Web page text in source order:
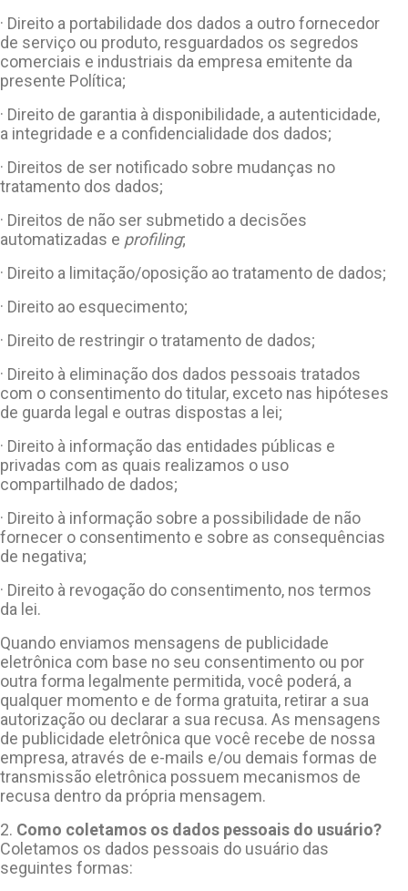
· Direito a portabilidade dos dados a outro fornecedor
de serviço ou produto, resguardados os segredos
comerciais e industriais da empresa emitente da
presente Política;
· Direito de garantia à disponibilidade, a autenticidade,
a integridade e a confidencialidade dos dados;
· Direitos de ser notificado sobre mudanças no
tratamento dos dados;
· Direitos de não ser submetido a decisões
automatizadas e profiling;
· Direito a limitação/oposição ao tratamento de dados;
· Direito ao esquecimento;
· Direito de restringir o tratamento de dados;
· Direito à eliminação dos dados pessoais tratados
com o consentimento do titular, exceto nas hipóteses
de guarda legal e outras dispostas a lei;
· Direito à informação das entidades públicas e
privadas com as quais realizamos o uso
compartilhado de dados;
· Direito à informação sobre a possibilidade de não
fornecer o consentimento e sobre as consequências
de negativa;
· Direito à revogação do consentimento, nos termos
da lei.
Quando enviamos mensagens de publicidade
eletrônica com base no seu consentimento ou por
outra forma legalmente permitida, você poderá, a
qualquer momento e de forma gratuita, retirar a sua
autorização ou declarar a sua recusa. As mensagens
de publicidade eletrônica que você recebe de nossa
empresa, através de e-mails e/ou demais formas de
transmissão eletrônica possuem mecanismos de
recusa dentro da própria mensagem.
2. Como coletamos os dados pessoais do usuário?
Coletamos os dados pessoais do usuário das
seguintes formas: